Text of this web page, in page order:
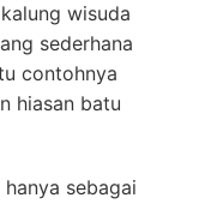
wisuda
sederhana
contohnya
hiasan batu
sebagai